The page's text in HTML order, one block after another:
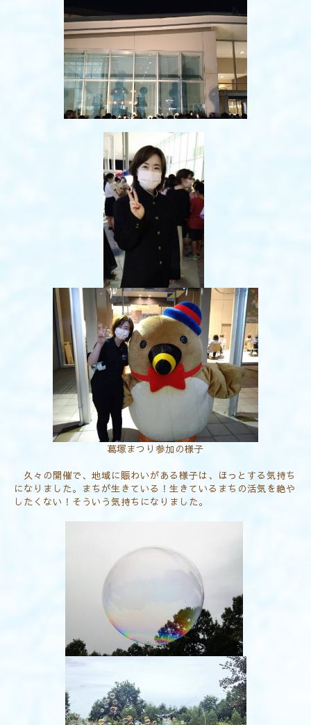
葛塚まつり参加の様子
久々の開催で、地域に賑わいがある様子は、ほっとする気持ち
になりました。まちが生きている！生きているまちの活気を絶や
したくない！そういう気持ちになりました。